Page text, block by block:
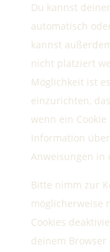
Du kannst
automatisch
kannst
nicht platziert
Möglichkeit ist
einzurichten,
wenn ein
Information
Anweisungen in
Bitte nimm zur
möglicherweise
Cookies
deinem